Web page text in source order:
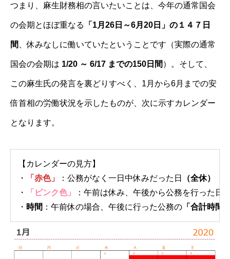
つまり、麻生財務相の言いたいことは、今年の通常国会
の会期とほぼ重なる 「1月26日～6月20日」の１４７日
間 、休みなしに働いていたということです（実際の通常
国会の会期は 1/20 ～ 6/17 までの150日間 ）。そして、
この麻生氏の発言を裏どりすべく、1月から6月までの安
倍首相の労働状況を示したものが、次に示すカレンダー
となります。
【カレンダーの見方】
・
「赤色」 ：公務がなく一日中休みだった日
（全休）
・
「ピンク色」 ：午前は休み、午後から公務を行った日
・ 時間 ：午前休の場合、午後に行った公務の 「合計時間